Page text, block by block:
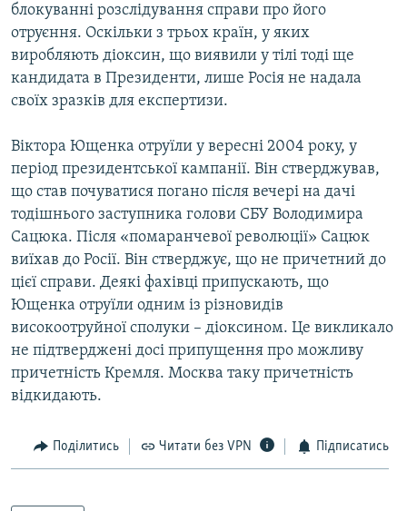
блокуванні розслідування справи про його
отруєння. Оскільки з трьох країн, у яких
виробляють діоксин, що виявили у тілі тоді ще
кандидата в Президенти, лише Росія не надала
своїх зразків для експертизи.
Віктора Ющенка отруїли у вересні 2004 року, у
період президентської кампанії. Він стверджував,
що став почуватися погано після вечері на дачі
тодішнього заступника голови СБУ Володимира
Сацюка. Після «помаранчевої революції» Сацюк
виїхав до Росії. Він стверджує, що не причетний до
цієї справи. Деякі фахівці припускають, що
Ющенка отруїли одним із різновидів
високоотруйної сполуки – діоксином. Це викликало
не підтверджені досі припущення про можливу
причетність Кремля. Москва таку причетність
відкидають.
Поділитись Читати без VPN Підписатись